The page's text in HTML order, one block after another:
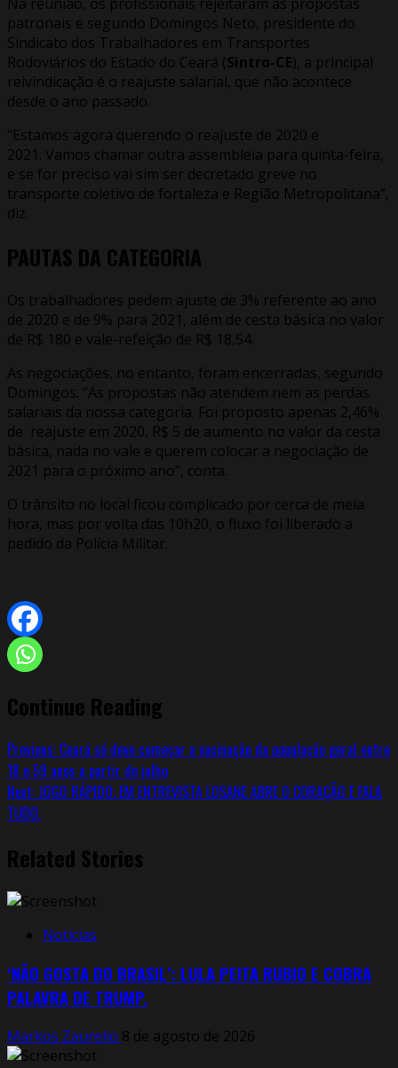
patronais e segundo Domingos Neto, presidente do
Sindicato dos Trabalhadores em Transportes
Rodoviários do Estado do Ceará (Sintro-CE), a principal
reivindicação é o reajuste salarial, que não acontece
desde o ano passado.
“Estamos agora querendo o reajuste de 2020 e
2021. Vamos chamar outra assembleia para quinta-feira,
e se for preciso vai sim ser decretado greve no
transporte coletivo de fortaleza e Região Metropolitana”,
diz.
PAUTAS DA CATEGORIA
Os trabalhadores pedem ajuste de 3% referente ao ano
de 2020 e de 9% para 2021, além de cesta básica no valor
de R$ 180 e vale-refeição de R$ 18,54.
As negociações, no entanto, foram encerradas, segundo
Domingos. “As propostas não atendem nem as perdas
salariais da nossa categoria. Foi proposto apenas 2,46%
de reajuste em 2020, R$ 5 de aumento no valor da cesta
básica, nada no vale e querem colocar a negociação de
2021 para o próximo ano”, conta.
O trânsito no local ficou complicado por cerca de meia
hora, mas por volta das 10h20, o fluxo foi liberado a
pedido da Polícia Militar.
Continue Reading
Previous: Ceará só deve começar a vacinação da população geral entre
18 e 59 anos a partir de julho
Next: JOGO RÁPIDO; EM ENTREVISTA LOSANE ABRE O CORAÇÃO E FALA
TUDO.
Related Stories
Notícias
‘NÃO GOSTA DO BRASIL’: LULA PEITA RUBIO E COBRA
PALAVRA DE TRUMP.
Markos Zaurelio 8 de agosto de 2026